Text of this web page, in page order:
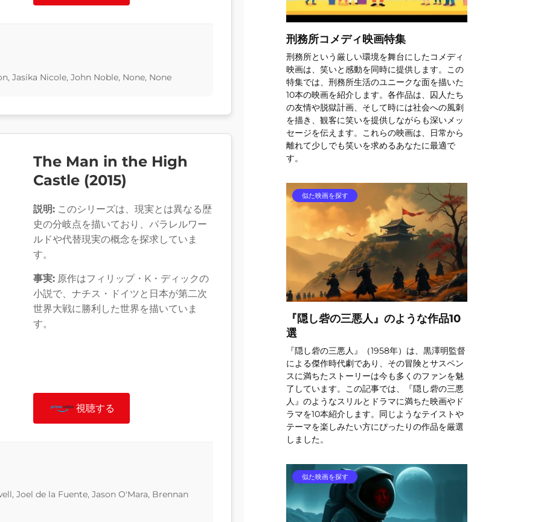
Jasika Nicole, John Noble, None, None
The Man in the High
Castle (2015)
説明: このシリーズは、現実とは異なる歴
史の分岐点を描いており、パラレルワー
ルドや代替現実の概念を探求していま
す。
事実: 原作はフィリップ・K・ディックの
小説で、ナチス・ドイツと日本が第二次
世界大戦に勝利した世界を描いていま
す。
視聴する
Joel de la Fuente, Jason O'Mara, Brennan
刑務所コメディ映画特集
刑務所という厳しい環境を舞台にしたコメディ
映画は、笑いと感動を同時に提供します。この
特集では、刑務所生活のユニークな面を描いた
10本の映画を紹介します。各作品は、囚人たち
の友情や脱獄計画、そして時には社会への風刺
を描き、観客に笑いを提供しながらも深いメッ
セージを伝えます。これらの映画は、日常から
離れて少しでも笑いを求めるあなたに最適で
す。
似た映画を探す
『隠し砦の三悪人』のような作品10
選
『隠し砦の三悪人』（1958年）は、黒澤明監督
による傑作時代劇であり、その冒険とサスペン
スに満ちたストーリーは今も多くのファンを魅
了しています。この記事では、『隠し砦の三悪
人』のようなスリルとドラマに満ちた映画やド
ラマを10本紹介します。同じようなテイストや
テーマを楽しみたい方にぴったりの作品を厳選
しました。
似た映画を探す